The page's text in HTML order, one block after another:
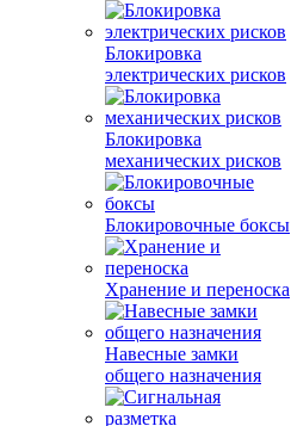
Блокировка
электрических рисков
Блокировка
механических рисков
Блокировочные боксы
Хранение и переноска
Навесные замки
общего назначения